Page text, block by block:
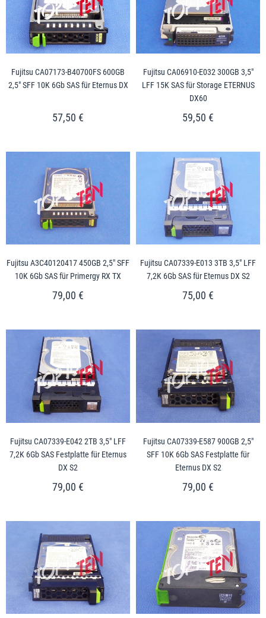
Fujitsu CA07173-B40700FS 600GB
2,5" SFF 10K 6Gb SAS für Eternus DX
57,50 €
Fujitsu CA06910-E032 300GB 3,5"
LFF 15K SAS für Storage ETERNUS
DX60
59,50 €
Fujitsu A3C40120417 450GB 2,5" SFF
10K 6Gb SAS für Primergy RX TX
79,00 €
Fujitsu CA07339-E013 3TB 3,5" LFF
7,2K 6Gb SAS für Eternus DX S2
75,00 €
Fujitsu CA07339-E042 2TB 3,5" LFF
7,2K 6Gb SAS Festplatte für Eternus
DX S2
79,00 €
Fujitsu CA07339-E587 900GB 2,5"
SFF 10K 6Gb SAS Festplatte für
Eternus DX S2
79,00 €